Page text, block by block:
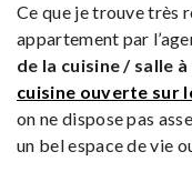
Ce que je trouve très
appartement par
de la cuisine / salle
cuisine ouverte sur
on ne dispose pas
un bel espace de vie